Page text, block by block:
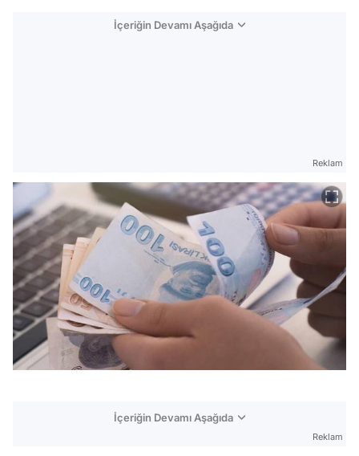
İçeriğin Devamı Aşağıda
Reklam
İçeriğin Devamı Aşağıda
Reklam